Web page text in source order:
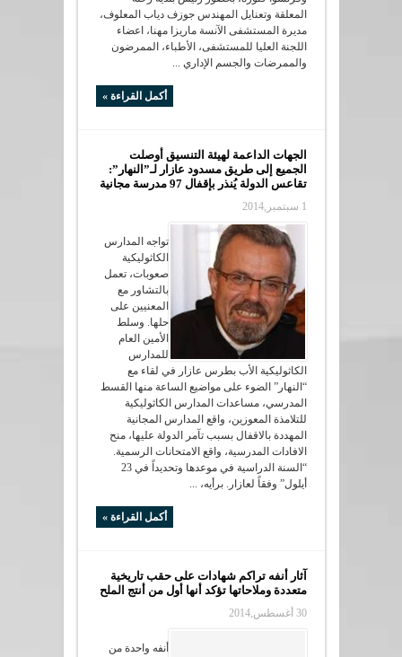
المعلقة وتعنايل المهندس جوزف دياب المعلوف،
مديرة المستشفى الآنسة ماريزا مهنا، اعضاء
اللجنة العليا للمستشفى، الأطباء، الممرضون
والممرضات والجسم الإداري ...
أكمل القراءة »
الجهات الداعمة لهيئة التنسيق أوصلت
الجميع إلى طريق مسدود عازار لـ”النهار”:
تقاعس الدولة يُنذر بإقفال 97 مدرسة مجانية
1 سبتمبر,2014
تواجه المدارس
الكاثوليكية
صعوبات، تعمل
بالتشاور مع
المعنيين على
حلها. وسلط
الأمين العام
للمدارس
الكاثوليكية الأب بطرس عازار في لقاء مع
“النهار” الضوء على مواضيع الساعة منها القسط
المدرسي، مساعدات المدارس الكاثوليكية
للتلامذة المعوزين، واقع المدارس المجانية
المهددة بالاقفال بسبب تآمر الدولة عليها، منح
الافادات المدرسية، واقع الامتحانات الرسمية.
“السنة الدراسية في موعدها وتحديداً في 23
أيلول” وفقاً لعازار. برأيه، ...
أكمل القراءة »
آثار أنفه تراكم شهادات على حقب تاريخية
متعددة وملاحاتها تؤكد أنها أول من أنتج الملح
30 أغسطس,2014
أنفه واحدة من